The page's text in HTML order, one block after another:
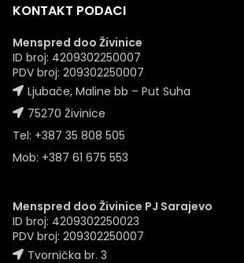
KONTAKT PODACI
Menspred doo Živinice
ID broj: 4209302250007
PDV broj: 209302250007
Ljubače, Maline bb – Put Suha
75270 Živinice
Tel: +387 35 808 505
Mob: +387 61 675 553
Menspred doo Živinice PJ Sarajevo
ID broj: 4209302250023
PDV broj: 209302250007
Tvornička br. 3